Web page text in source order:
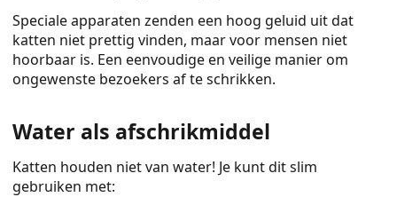
Speciale apparaten zenden een hoog geluid uit dat
katten niet prettig vinden, maar voor mensen niet
hoorbaar is. Een eenvoudige en veilige manier om
ongewenste bezoekers af te schrikken.
Water als afschrikmiddel
Katten houden niet van water! Je kunt dit slim
gebruiken met: